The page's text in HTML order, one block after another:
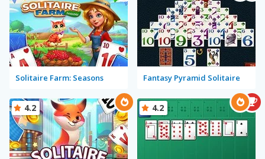
Solitaire Farm: Seasons Fantasy Pyramid Solitaire
4.2 4.2